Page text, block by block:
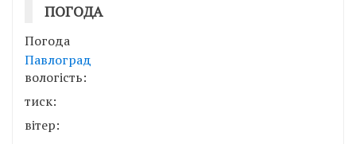
ПОГОДА
Погода
Павлоград
вологість:
тиск:
вітер: